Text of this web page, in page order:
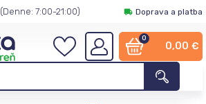
(Denne: 7:00-21:00) Doprava a platba
0
0,00 €